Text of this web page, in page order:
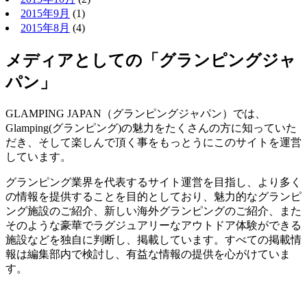
2015年9月 (1)
2015年8月 (4)
メディアとしての「グランピングジャ
パン」
GLAMPING JAPAN（グランピングジャパン）では、
Glamping(グランピング)の魅力をたくさんの方に知っていた
だき、そして楽しんで頂く事をもっとうにこのサイトを運営
しています。
グランピング業界を代表するサイト運営を目指し、より多く
の情報を提供することを目的としており、魅力的なグランピ
ング施設のご紹介、新しい海外グランピングのご紹介、また
そのような豪華でラグジュアリーなアウトドア体験ができる
施設などを独自に判断し、掲載しています。すべての掲載情
報は編集部内で検討し、有益な情報の提供を心がけていま
す。